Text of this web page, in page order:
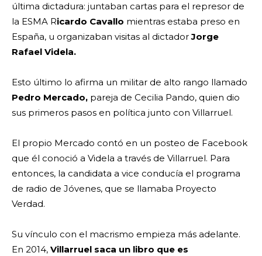
última dictadura: juntaban cartas para el represor de
la ESMA Ricardo Cavallo mientras estaba preso en
España, u organizaban visitas al dictadorJorge
Rafael Videla.
Esto último lo afirma un militar de alto rango llamado
Pedro Mercado, pareja de Cecilia Pando, quien dio
sus primeros pasos en política junto con Villarruel.
El propio Mercado contó en un posteo de Facebook
que él conoció a Videla a través de Villarruel. Para
entonces, la candidata a vice conducía el programa
de radio de Jóvenes, que se llamaba Proyecto
Verdad.
Su vínculo con el macrismo empieza más adelante.
En 2014, Villarruel saca un libro que es